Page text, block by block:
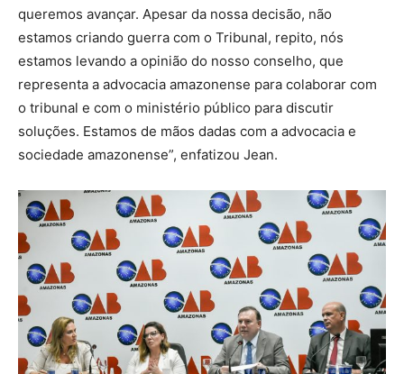
queremos avançar. Apesar da nossa decisão, não
estamos criando guerra com o Tribunal, repito, nós
estamos levando a opinião do nosso conselho, que
representa a advocacia amazonense para colaborar com
o tribunal e com o ministério público para discutir
soluções. Estamos de mãos dadas com a advocacia e
sociedade amazonense”, enfatizou Jean.